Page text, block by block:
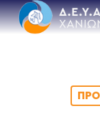
Skip
to
main